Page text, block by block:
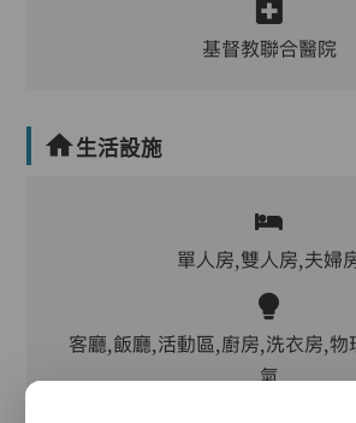
基督教聯合醫院
生活設施
單人房,雙人房,夫婦
客廳,飯廳,活動區,廚房,洗衣房,物
氣